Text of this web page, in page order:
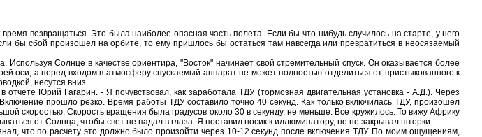
возвращаться. Это была наиболее опасная часть полета. Если бы что-нибудь случилось на старте, у него
бы сбой произошел на орбите, то ему пришлось бы остаться там навсегда или превратиться в неосязаемый
Солнце в качестве ориентира, "Восток" начинает свой стремительный спуск. Он оказывается более
оси, а перед входом в атмосферу спускаемый аппарат не может полностью отделиться от пристыкованного к
несутся вниз.
Юрий Гагарин. - Я почувствовал, как заработала ТДУ (тормозная двигательная установка - А.Д.). Через
прошло резко. Время работы ТДУ составило точно 40 секунд. Как только включилась ТДУ, произошел
скоростью. Скорость вращения была градусов около 30 в секунду, не меньше. Все кружилось. То вижу Африку
от Солнца, чтобы свет не падал в глаза. Я поставил носик к иллюминатору, но не закрывал шторки.
что по расчету это должно было произойти через 10-12 секунд после включения ТДУ. По моим ощущениям,